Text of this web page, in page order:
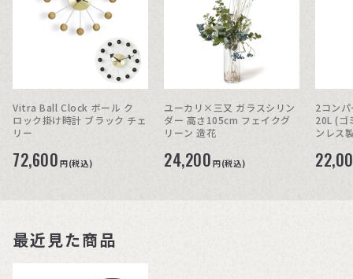
Vitra Ball Clock ボール ク
ロック掛け時計 ブラック チェ
リー
72,600 円(税込)
ユーカリ×三又 ガラスシリン
ダー 高さ105cm フェイクグ
リーン 造花
24,200 円(税込)
2コン
20L (ゴ
ンレス
最近見た商品